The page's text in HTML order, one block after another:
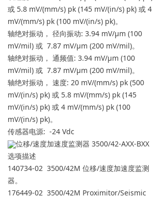
或 5.8 mV/(mm/s) pk (145 mV/(in/s) pk) 或 4
mV/(mm/s) pk (100 mV/(in/s) pk)。
轴绝对振动， 径向振动: 3.94 mV/μm (100
mV/mil) 或 7.87 mV/μm (200 mV/mil)。
轴绝对振动， 通频值: 3.94 mV/μm (100
mV/mil) 或 7.87 mV/μm (200 mV/mil)。
轴绝对振动， 速度: 20 mV/(mm/s) pk (500
mV/(in/s) pk) 或 5.8 mV/(mm/s) pk (145
mV/(in/s) pk) 或 4 mV/(mm/s) pk (100
mV/(in/s) pk)。
传感器电源: -24 Vdc
位移/速度加速度监测器 3500/42-AXX-BXX
选项描述
140734-02 3500/42M 位移/速度加速度监测
器。
176449-02 3500/42M Proximitor/Seismic